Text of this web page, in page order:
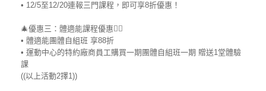
• 12/5至12/20連報三門課程，即可享8折優惠！
🎄優惠三：體適能課程優惠🏋️‍♀️
• 體適能團體自組班 享88折
• 運動中心的特約廠商員工購買一期團體自組班一期 贈送1堂體驗
課
((以上活動2擇1))